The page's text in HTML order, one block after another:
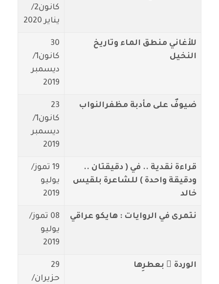
كانون2/
يناير 2020
للأغاني منطق الماء وتاريخ
النخيل
30
كانون1/
ديسمبر
2019
ضيوفٌ على مأدبة مظفرالنواب
23
كانون1/
ديسمبر
2019
قراءة نقدية .. في ( دقيقتان ..
ودقيقة واحدة ) للشاعرة بلقيس
خالد
19 تموز/
يوليو
2019
نتمرى في الروايات : هايكو عراقي
08 تموز/
يوليو
2019
الوردة ُ بعطرِها
29
حزيران/